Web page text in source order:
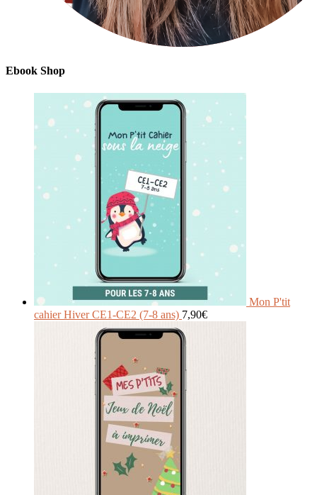
Ebook Shop
Mon P'tit
cahier Hiver CE1-CE2 (7-8 ans) 7,90€